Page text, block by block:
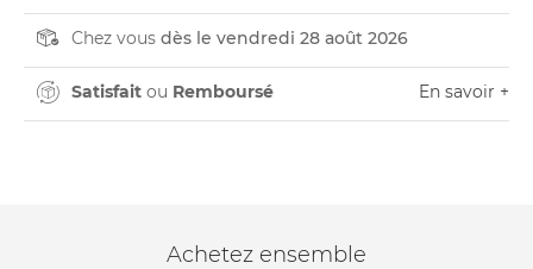
Chez vous dès le vendredi 28 août 2026
Satisfait ou Remboursé En savoir +
Achetez ensemble